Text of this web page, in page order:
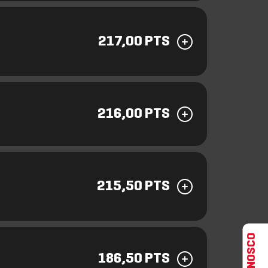
217,00 PTS
216,00 PTS
215,50 PTS
186,50 PTS